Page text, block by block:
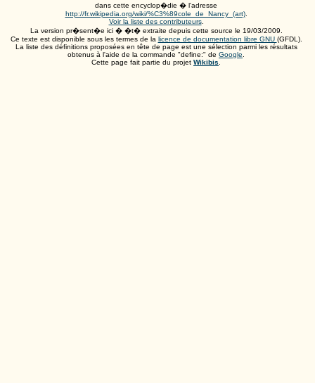
dans cette encyclop�die � l'adresse
http://fr.wikipedia.org/wiki/%C3%89cole_de_Nancy_(art).
Voir la liste des contributeurs.
La version pr�sent�e ici � �t� extraite depuis cette source le 19/03/2009
Ce texte est disponible sous les termes de la licence de documentation libre GNU (GFDL).
La liste des définitions proposées en tête de page est une sélection parmi les résultats
obtenus à l'aide de la commande "define:" de Google
Cette page fait partie du projet Wikibis